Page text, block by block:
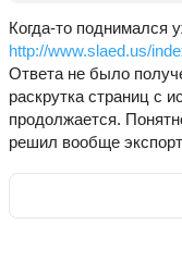
Когда-то поднимался
http://www.slaed.us/
Ответа не было
раскрутка страниц с
продолжается.
решил вообще